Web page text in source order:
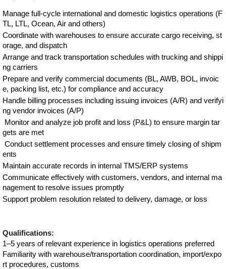
Manage full-cycle international and domestic logistics operations (F
TL, LTL, Ocean, Air and others)
Coordinate with warehouses to ensure accurate cargo receiving, st
orage, and dispatch
Arrange and track transportation schedules with trucking and shippi
ng carriers
Prepare and verify commercial documents (BL, AWB, BOL, invoic
e, packing list, etc.) for compliance and accuracy
Handle billing processes including issuing invoices (A/R) and verifyi
ng vendor invoices (A/P)
Monitor and analyze job profit and loss (P&L) to ensure margin tar
gets are met
Conduct settlement processes and ensure timely closing of shipm
ents
Maintain accurate records in internal TMS/ERP systems
Communicate effectively with customers, vendors, and internal ma
nagement to resolve issues promptly
Support problem resolution related to delivery, damage, or loss
Qualifications:
1–5 years of relevant experience in logistics operations preferred
Familiarity with warehouse/transportation coordination, import/expo
rt procedures, customs